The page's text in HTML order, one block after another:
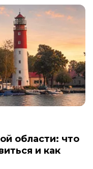
области: что
и как